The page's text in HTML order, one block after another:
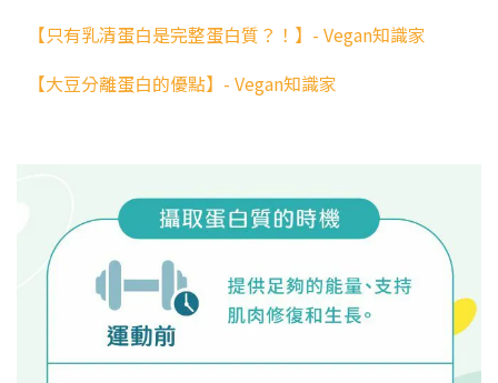
【只有乳清蛋白是完整蛋白質？！】- Vegan知識家
【大豆分離蛋白的優點】- Vegan知識家